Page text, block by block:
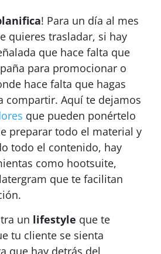
! Para un día al mes
quieres trasladar, si hay
que hace falta que
para promocionar o
hace falta que hagas
compartir. Aquí te dejamos
que pueden ponértelo
preparar todo el material y
todo el contenido, hay
como hootsuite,
que te facilitan
un lifestyle que te
tu cliente se sienta
que hay detrás del